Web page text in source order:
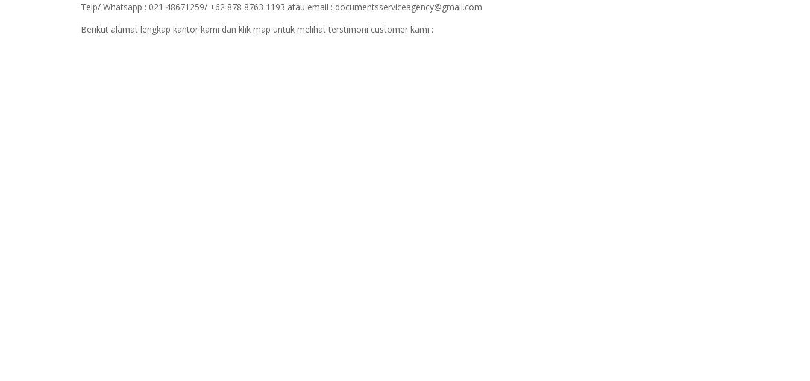
Telp/ Whatsapp : 021 48671259/ +62 878 8763 1193 atau email : documentsserviceagency@gmail.com
Berikut alamat lengkap kantor kami dan klik map untuk melihat terstimoni customer kami :